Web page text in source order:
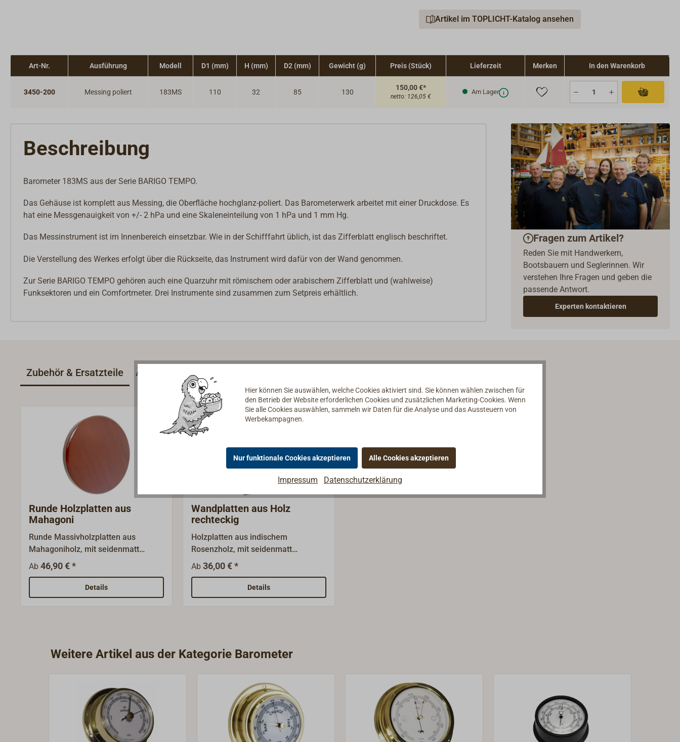
Artikel im TOPLICHT-Katalog ansehen
Art-Nr. Ausführung Modell D1 (mm) H (mm) D2 (mm) Gewicht (g) Preis (Stück) Lieferzeit Merken In den Warenkorb
3450-200 Messing poliert 183MS 110 32 85 130
150,00 €*
netto: 126,05 €
Am Lager
Beschreibung
Barometer 183MS aus der Serie BARIGO TEMPO.
Das Gehäuse ist komplett aus Messing, die Oberfläche hochglanz-poliert. Das Barometerwerk arbeitet mit einer Druckdose. Es
hat eine Messgenauigkeit von +/- 2 hPa und eine Skaleneinteilung von 1 hPa und 1 mm Hg.
Das Messinstrument ist im Innenbereich einsetzbar. Wie in der Schifffahrt üblich, ist das Zifferblatt englisch beschriftet.
Die Verstellung des Werkes erfolgt über die Rückseite, das Instrument wird dafür von der Wand genommen.
Zur Serie BARIGO TEMPO gehören auch eine Quarzuhr mit römischem oder arabischem Zifferblatt und (wahlweise)
Funksektoren und ein Comfortmeter. Drei Instrumente sind zusammen zum Setpreis erhältlich.
Fragen zum Artikel?
Reden Sie mit Handwerkern,
Bootsbauern und Seglerinnen. Wir
verstehen Ihre Fragen und geben die
passende Antwort.
Experten kontaktieren
Zubehör & Ersatzteile Ähnliche Artikel
Runde Holzplatten aus
Mahagoni
Runde Massivholzplatten aus
Mahagoniholz, mit seidenmatt
lackierter Oberfläche. Bestens
geeignet für Uhren, Glocken,
Wandlampen und ähnliches. Die
Kante ist leicht abgerundet. Alle
Ab 46,90 € *
Details
Wandplatten aus Holz
rechteckig
Holzplatten aus indischem
Rosenzholz, mit seidenmatt
lackierter Oberfläche. Die Kanten
sind gefast. Diese Massivholzplatten
sind bestens geeignet zur stilechten
Montage von Uhren, Glocken,
Ab 36,00 € *
Details
Weitere Artikel aus der Kategorie Barometer
Hier können Sie auswählen, welche Cookies aktiviert sind. Sie können wählen zwischen für
den Betrieb der Website erforderlichen Cookies und zusätzlichen Marketing-Cookies. Wenn
Sie alle Cookies auswählen, sammeln wir Daten für die Analyse und das Aussteuern von
Werbekampagnen.
Nur funktionale Cookies akzeptieren Alle Cookies akzeptieren
Impressum Datenschutzerklärung